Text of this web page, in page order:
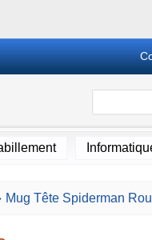
Mug Tête Spiderman